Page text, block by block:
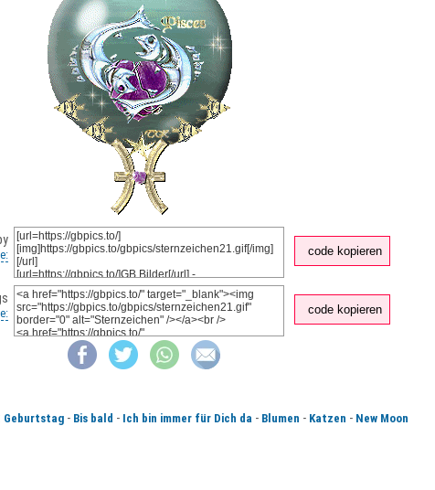
code kopieren
code kopieren
Geburtstag - Bis bald - Ich bin immer für Dich da - Blumen - Katzen - New Moon